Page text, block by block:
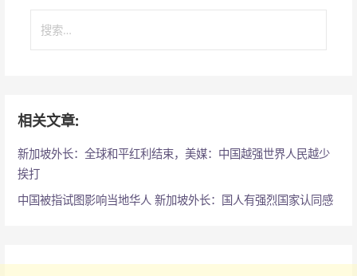
索
相关文章:
新加坡外长：全球和平红利结束，美媒：中国越强世界人民越少
挨打
中国被指试图影响当地华人 新加坡外长：国人有强烈国家认同感